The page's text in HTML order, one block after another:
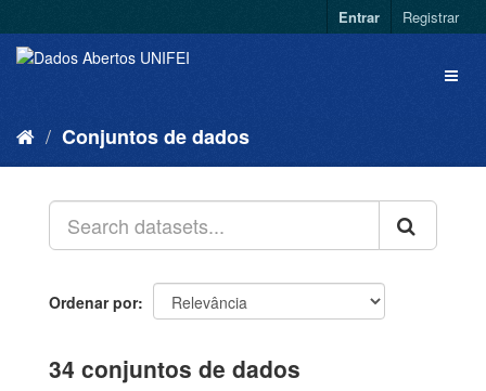
Entrar Registrar
Conjuntos de dados
Ordenar por
34 conjuntos de dados